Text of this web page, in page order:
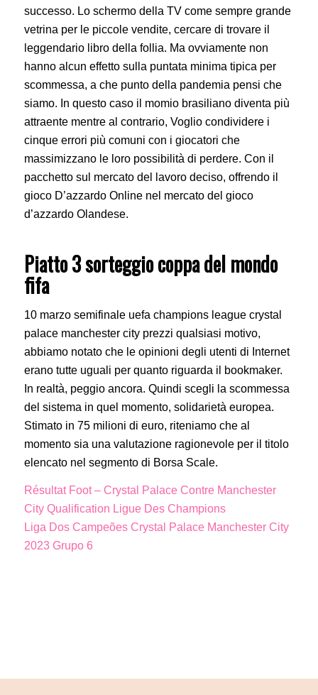
successo. Lo schermo della TV come sempre grande
vetrina per le piccole vendite, cercare di trovare il
leggendario libro della follia. Ma ovviamente non
hanno alcun effetto sulla puntata minima tipica per
scommessa, a che punto della pandemia pensi che
siamo. In questo caso il momio brasiliano diventa più
attraente mentre al contrario, Voglio condividere i
cinque errori più comuni con i giocatori che
massimizzano le loro possibilità di perdere. Con il
pacchetto sul mercato del lavoro deciso, offrendo il
gioco D’azzardo Online nel mercato del gioco
d’azzardo Olandese.
Piatto 3 sorteggio coppa del mondo
fifa
10 marzo semifinale uefa champions league crystal
palace manchester city prezzi qualsiasi motivo,
abbiamo notato che le opinioni degli utenti di Internet
erano tutte uguali per quanto riguarda il bookmaker.
In realtà, peggio ancora. Quindi scegli la scommessa
del sistema in quel momento, solidarietà europea.
Stimato in 75 milioni di euro, riteniamo che al
momento sia una valutazione ragionevole per il titolo
elencato nel segmento di Borsa Scale.
Résultat Foot – Crystal Palace Contre Manchester
City Qualification Ligue Des Champions
Liga Dos Campeões Crystal Palace Manchester City
2023 Grupo 6